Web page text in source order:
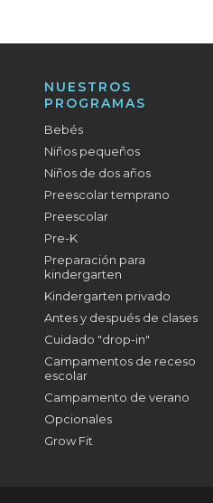
NUESTROS
PROGRAMAS
Bebés
Niños pequeños
Niños de dos años
Preescolar temprano
Preescolar
Pre-K
Preparación para
kindergarten
Kindergarten privado
Antes y después de clases
Cuidado "drop-in"
Campamentos de receso
escolar
Campamento de verano
Opcionales
Grow Fit